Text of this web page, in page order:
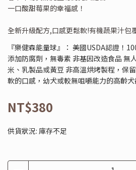
一口酸甜莓果的幸福感！
全新升級配方,口感更鬆軟!有機蔬果汁包
『樂健森能量球』： 美國USDA認證！
添加防腐劑，無毒素 非基因改造食品 無
米、乳製品或黃豆 非高溫烘烤製程，保
軟的口感，幼犬或較無咀嚼能力的高齡
NT$380
供貨狀況: 庫存不足